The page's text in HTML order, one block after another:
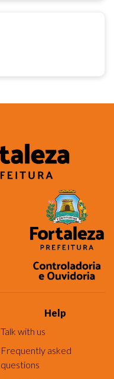
Help
Talk with us
Frequently asked
questions